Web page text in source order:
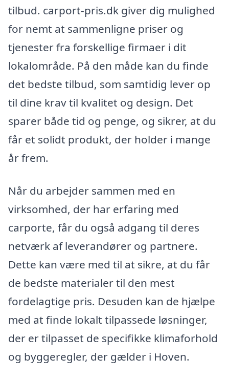
tilbud. carport-pris.dk giver dig mulighed
for nemt at sammenligne priser og
tjenester fra forskellige firmaer i dit
lokalområde. På den måde kan du finde
det bedste tilbud, som samtidig lever op
til dine krav til kvalitet og design. Det
sparer både tid og penge, og sikrer, at du
får et solidt produkt, der holder i mange
år frem.
Når du arbejder sammen med en
virksomhed, der har erfaring med
carporte, får du også adgang til deres
netværk af leverandører og partnere.
Dette kan være med til at sikre, at du får
de bedste materialer til den mest
fordelagtige pris. Desuden kan de hjælpe
med at finde lokalt tilpassede løsninger,
der er tilpasset de specifikke klimaforhold
og byggeregler, der gælder i Hoven.